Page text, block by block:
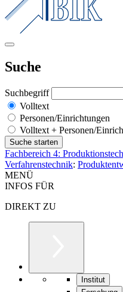
Suche
Suchbegriff
Volltext
Personen/Einrichtungen
Volltext + Personen/
Fachbereich 4:
Verfahrenstechnik:
MENÜ
INFOS FÜR
DIREKT ZU
Institut